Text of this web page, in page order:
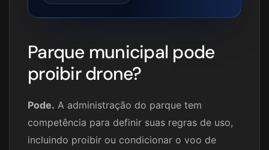
Parque municipal pode
proibir drone?
Pode. A administração do parque tem
competência para definir suas regras de uso,
incluindo proibir ou condicionar o voo de